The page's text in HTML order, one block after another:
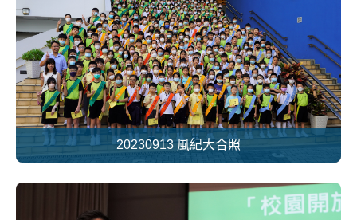
20230913 風紀大合照